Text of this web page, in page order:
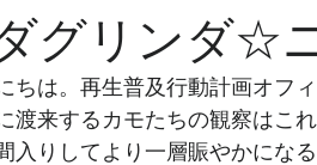
グリンダ☆
ちは。再生普及行動計画オフ
渡来するカモたちの観察はこ
入りしてより一層賑やかになる